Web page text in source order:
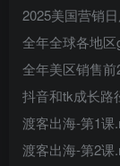
2025美国营销
全年全球各地区
全年美区销售前
抖音和tk成长路
渡客出海-第1课
渡客出海-第2课